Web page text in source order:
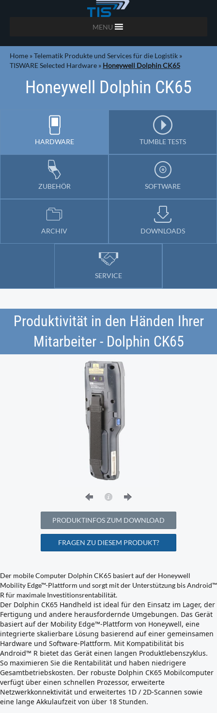
MENU
Home »Telematik Produkte und Services für die Logistik »
TISWARE Selected Hardware » Honeywell Dolphin CK65
Honeywell Dolphin CK65
HARDWARE TUMBLE TESTS
ZUBEHÖR SOFTWARE
ARCHIV DOWNLOADS
SERVICE
Produktivität in den Händen Ihrer
Mitarbeiter - Dolphin CK65
PRODUKTINFOS ZUM DOWNLOAD
FRAGEN ZU DIESEM PRODUKT?
Der mobile Computer Dolphin CK65 basiert auf der Honeywell
Mobility Edge™-Plattform und sorgt mit der Unterstützung bis Android™
R für maximale Investitionsrentabilität.
Der Dolphin CK65 Handheld ist ideal für den Einsatz im Lager, der
Fertigung und andere herausfordernde Umgebungen. Das Gerät
basiert auf der Mobility Edge™-Plattform von Honeywell, eine
integrierte skalierbare Lösung basierend auf einer gemeinsamen
Hardware und Software-Plattform. Mit Kompatibilität bis
Android™ R bietet das Gerät einen langen Produktlebenszyklus.
So maximieren Sie die Rentabilität und haben niedrigere
Gesamtbetriebskosten. Der robuste Dolphin CK65 Mobilcomputer
verfügt über einen schnellen Prozessor, erweiterte
Netzwerkkonnektivität und erweitertes 1D / 2D-Scannen sowie
eine lange Akkulaufzeit von über 18 Stunden.